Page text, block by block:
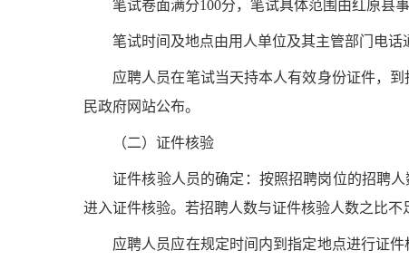
笔试卷面满分100分，笔试具体范围由红原县
笔试时间及地点由用人单位及其主管部门电话
应聘人员在笔试当天持本人有效身份证件，
民政府网站公布。
（二） 证件核验
证件核验人员的确定：按照招聘岗位的招聘人
进入证件核验。若招聘人数与证件核验人数之比不
应聘人员应在规定时间内到指定地点进行证件